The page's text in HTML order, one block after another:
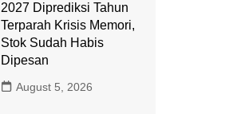
2027 Diprediksi Tahun
Terparah Krisis Memori,
Stok Sudah Habis
Dipesan
August 5, 2026